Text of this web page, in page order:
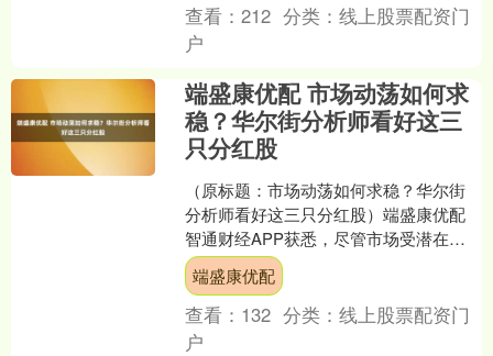
查看：212 分类：线上股票配资门
户
端盛康优配 市场动荡如何求
稳？华尔街分析师看好这三
只分红股
（原标题：市场动荡如何求稳？华尔街
分析师看好这三只分红股）端盛康优配
智通财经APP获悉，尽管市场受潜在衰
退的担忧和对关税政策的不安情绪所困
扰，但分红股可以帮助....
端盛康优配
查看： 132 分类：线上股票配资门
户